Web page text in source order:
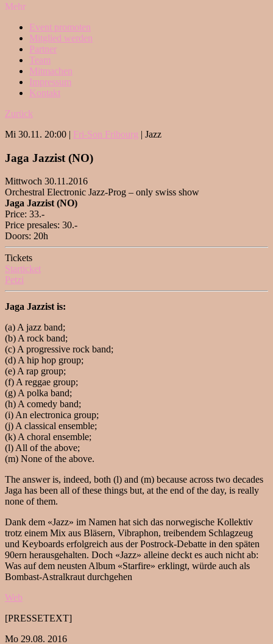
Mehr
Event promoten
Mitglied werden
Partner
Team
Mitmachen
Impressum
Kontakt
Zurück
Mi 30.11. 20:00 | Fri-Son Fribourg | Jazz
Jaga Jazzist (NO)
Mittwoch 30.11.2016
Orchestral Electronic Jazz-Prog – only swiss show
Jaga Jazzist (NO)
Price: 33.-
Price presales: 30.-
Doors: 20h
Tickets
Starticket
Petzi
Jaga Jazzist is:
(a) A jazz band;
(b) A rock band;
(c) A progressive rock band;
(d) A hip hop group;
(e) A rap group;
(f) A reggae group;
(g) A polka band;
(h) A comedy band;
(i) An electronica group;
(j) A classical ensemble;
(k) A choral ensemble;
(l) All of the above;
(m) None of the above.
The answer is, indeed, both (l) and (m) because across two decades
Jaga has been all of these things but, at the end of the day, is really
none of them.
Dank dem «Jazz» im Namen hat sich das norwegische Kollektiv
trotz einem Mix aus Bläsern, Vibraphon, treibendem Schlagzeug
und Keyboards erfolgreich aus der Postrock-Debatte in den späten
90ern herausgehalten. Doch «Jazz» alleine deckt es auch nicht ab:
Was auf dem neusten Album «Starfire» erklingt, würde auch als
Bombast-Astralkraut durchgehen
Web
[PRESSETEXT]
Mo 29.08. 2016